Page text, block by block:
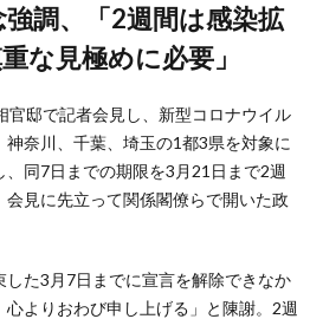
な見極めに必要」
官邸で記者会見し、新型コロナウイル
奈川、千葉、埼玉の1都3県を対象に
同7日までの期限を3月21日まで2週
見に先立って関係閣僚らで開いた政
た3月7日までに宣言を解除できなか
よりおわび申し上げる」と陳謝。2週